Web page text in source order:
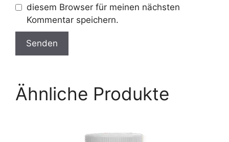
diesem Browser für meinen nächsten
Kommentar speichern.
Ähnliche Produkte